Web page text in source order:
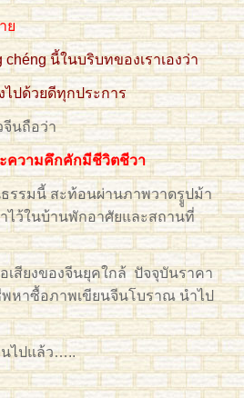
ย
นี้ในบริบทของเราเองว่า
ไปด้วยดีทุกประการ
นถือว่า
ความคึกคักมีชีวิตชีวา
รรมนี้ สะท้อนผ่านภาพวาดรููปม้า
ไว้ในบ้านพักอาศัยและสถานที่
เสียงของจีนยุคใกล้ ปัจจุบันราคา
หาซื้อภาพเขียนจีนโบราณ นำไป
นไปแล้ว…..
IMG_3716
คุณวาด H3 100